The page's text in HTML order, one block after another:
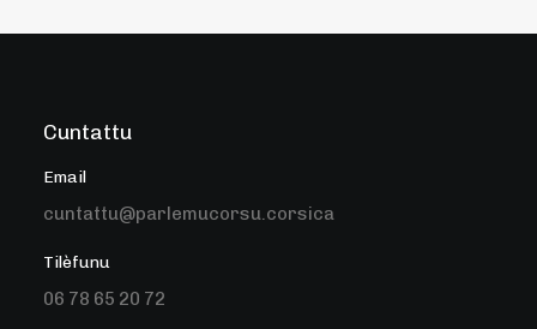
Cuntattu
Email
cuntattu@parlemucorsu.corsica
Tilèfunu
06 78 65 20 72